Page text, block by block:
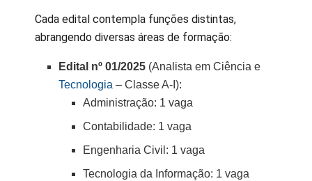
Cada edital contempla funções distintas,
abrangendo diversas áreas de formação:
Edital nº 01/2025 (Analista em Ciência e
Tecnologia – Classe A-I):
Administração: 1 vaga
Contabilidade: 1 vaga
Engenharia Civil: 1 vaga
Tecnologia da Informação: 1 vaga